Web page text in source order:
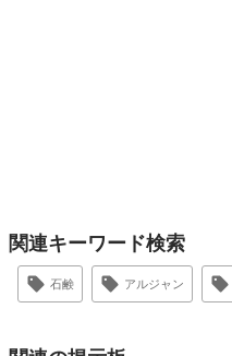
関連キーワード検索
石鹸 アルジャン